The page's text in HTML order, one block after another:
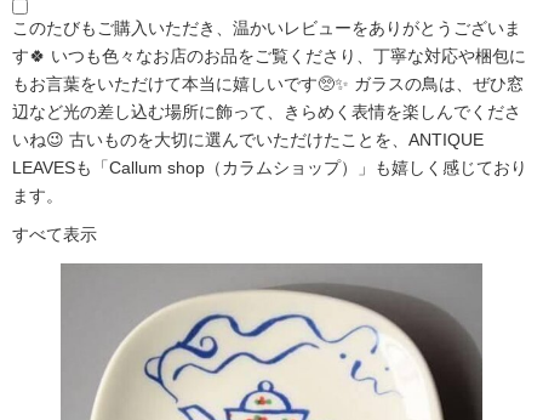
このたびもご購入いただき、温かいレビューをありがとうございま
す🍀 いつも色々なお店のお品をご覧くださり、丁寧な対応や梱包に
もお言葉をいただけて本当に嬉しいです🥺✨ ガラスの鳥は、ぜひ窓
辺など光の差し込む場所に飾って、きらめく表情を楽しんでくださ
いね😉 古いものを大切に選んでいただけたことを、ANTIQUE
LEAVESも「Callum shop（カラムショップ）」も嬉しく感じており
ます。
すべて表示